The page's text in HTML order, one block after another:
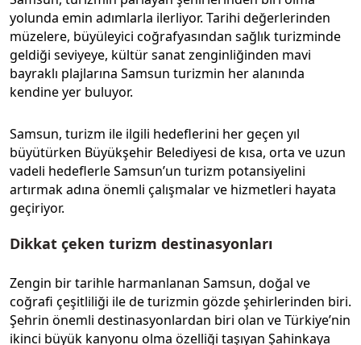
yolunda emin adımlarla ilerliyor. Tarihi değerlerinden
müzelere, büyüleyici coğrafyasından sağlık turizminde
geldiği seviyeye, kültür sanat zenginliğinden mavi
bayraklı plajlarına Samsun turizmin her alanında
kendine yer buluyor.
Samsun, turizm ile ilgili hedeflerini her geçen yıl
büyütürken Büyükşehir Belediyesi de kısa, orta ve uzun
vadeli hedeflerle Samsun’un turizm potansiyelini
artırmak adına önemli çalışmalar ve hizmetleri hayata
geçiriyor.
Dikkat çeken turizm destinasyonları
Zengin bir tarihle harmanlanan Samsun, doğal ve
coğrafi çeşitliliği ile de turizmin gözde şehirlerinden biri.
Şehrin önemli destinasyonlardan biri olan ve Türkiye’nin
ikinci büyük kanyonu olma özelliği taşıyan Şahinkaya